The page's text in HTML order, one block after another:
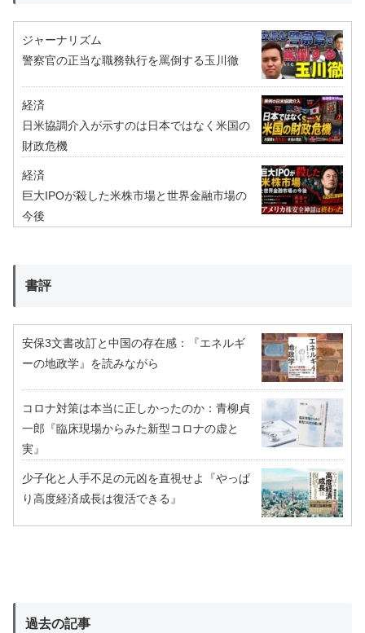
ジャーナリズム
警察官の正当な職務執行を罵倒する玉川徹
経済
日米協調介入が示すのは日本ではなく米国の
財政危機
経済
巨大IPOが殺した米株市場と世界金融市場の
今後
書評
安保3文書改訂と中国の存在感：『エネルギ
ーの地政学』を読みながら
コロナ対策は本当に正しかったのか：青柳貞
一郎『臨床現場からみた新型コロナの虚と
実』
少子化と人手不足の元凶を直視せよ『やっぱ
り高度経済成長は復活できる』
過去の記事